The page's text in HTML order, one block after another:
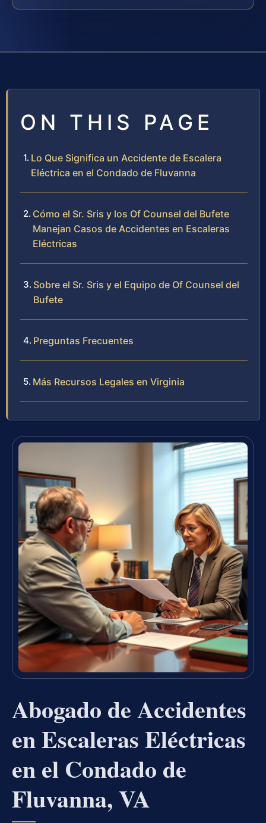
ON THIS PAGE
Lo Que Significa un Accidente de Escalera
Eléctrica en el Condado de Fluvanna
Cómo el Sr. Sris y los Of Counsel del Bufete
Manejan Casos de Accidentes en Escaleras
Eléctricas
Sobre el Sr. Sris y el Equipo de Of Counsel del
Bufete
Preguntas Frecuentes
Más Recursos Legales en Virginia
Abogado de Accidentes
en Escaleras Eléctricas
en el Condado de
Fluvanna, VA